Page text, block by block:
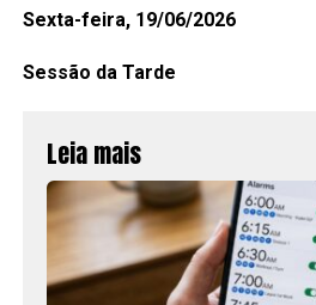
Sexta-feira, 19/06/2026
Sessão da Tarde
Leia mais